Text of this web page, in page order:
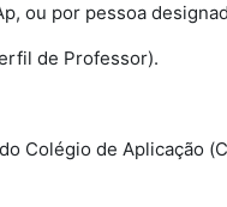
ou por pessoa
de Professor).
Colégio de Aplicação